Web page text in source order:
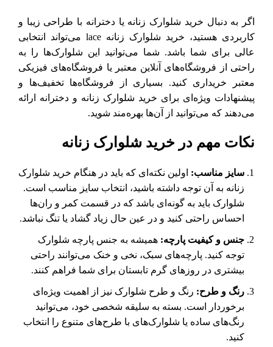
اگر به دنبال خرید شلوارک زنانه یا دخترانه با طراحی زیبا و
کاربردی هستید، خرید شلوارک زنانه lace می‌تواند انتخابی
عالی برای شما باشد. شما می‌توانید این شلوارک‌ها را به
راحتی از فروشگاه‌های آنلاین معتبر یا فروشگاه‌های فیزیکی
معتبر خریداری کنید. بسیاری از فروشگاه‌ها تخفیف‌ها و
پیشنهادات ویژه‌ای برای خرید شلوارک زنانه و دخترانه ارائه
می‌دهند که می‌توانید از آن‌ها بهره‌مند شوید.
نکات مهم در خرید شلوارک زنانه
سایز مناسب: اولین نکته‌ای که باید در هنگام خرید شلوارک
زنانه به آن توجه داشته باشید، انتخاب سایز مناسب است.
شلوارک باید به گونه‌ای باشد که در قسمت کمر و ران‌ها
احساس راحتی کنید و در عین حال زیاد گشاد یا تنگ نباشد.
جنس و کیفیت پارچه: همیشه به جنس پارچه شلوارک
توجه کنید. پارچه‌های سبک، نخی و خنک می‌توانند راحتی
بیشتری در روزهای گرم تابستان برای شما فراهم کنند.
رنگ و طرح: رنگ و طرح شلوارک نیز از اهمیت ویژه‌ای
برخوردار است. بسته به سلیقه شخصی خود، می‌توانید
رنگ‌های ساده یا شلوارک‌های با طرح‌های متنوع را انتخاب
کنید.